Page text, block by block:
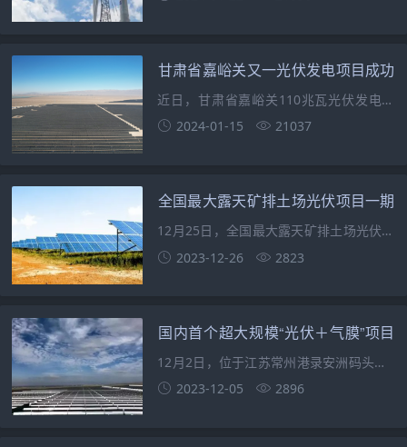
甘肃省嘉峪关又一光伏发电项目成功
并网发电！
近日，甘肃省嘉峪关110兆瓦光伏发电项
目实现了并网发电。据了解，该项目是甘
2024-01-15 21037
全国最大露天矿排土场光伏项目一期
已实现并网发电！
12月25日，全国最大露天矿排土场光伏项
目国家电投可再生能源替代工程300兆瓦
2023-12-26 2823
国内首个超大规模“光伏＋气膜”项目
成功在常州投运，一举多得！
12月2日，位于江苏常州港录安洲码头的4
座超大规模气膜大棚全面调试完成，标志
2023-12-05 2896